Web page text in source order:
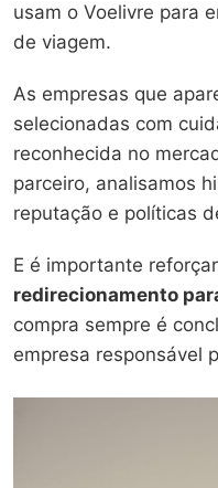
usam o Voelivre para
de viagem.
As empresas que
selecionadas com
reconhecida no
parceiro, analisamos
reputação e políticas
E é importante
redirecionamento
compra sempre é
empresa responsável